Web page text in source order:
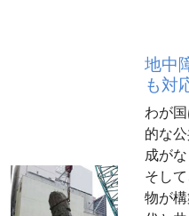
地中
も対
わが
的な
成が
そし
物が